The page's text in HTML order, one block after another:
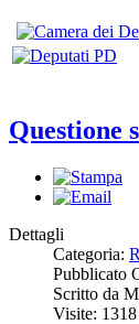
Questione
Dettagli
Categoria:
Pubblicato
Scritto da
Visite: 1318